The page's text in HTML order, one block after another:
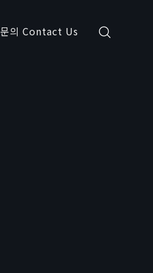
문의 Contact Us